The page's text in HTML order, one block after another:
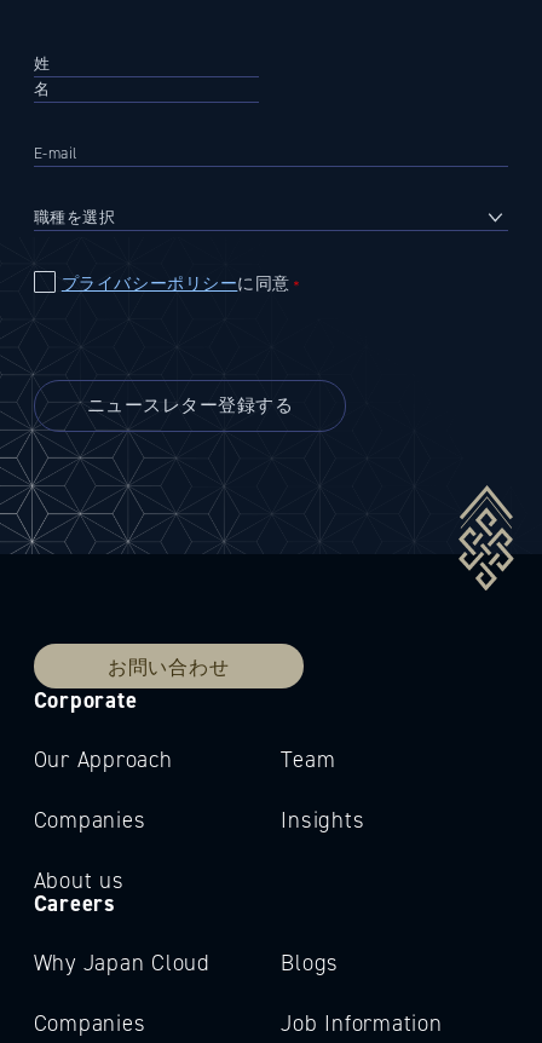
プライバシーポリシーに同意 ＊
お問い合わせ
Corporate
Our Approach
Companies
About us
Team
Insights
Careers
Why Japan Cloud
Companies
Blogs
Job Information